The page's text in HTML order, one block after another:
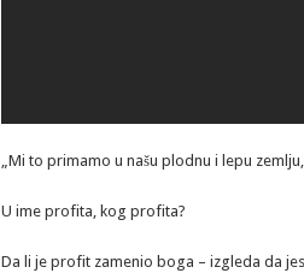
„Mi to primamo u našu plodnu i lepu
U ime profita, kog profita?
Da li je profit zamenio boga – izgleda da